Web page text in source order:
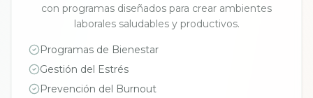
con programas diseñados para crear ambientes
laborales saludables y productivos.
Programas de Bienestar
Gestión del Estrés
Prevención del Burnout